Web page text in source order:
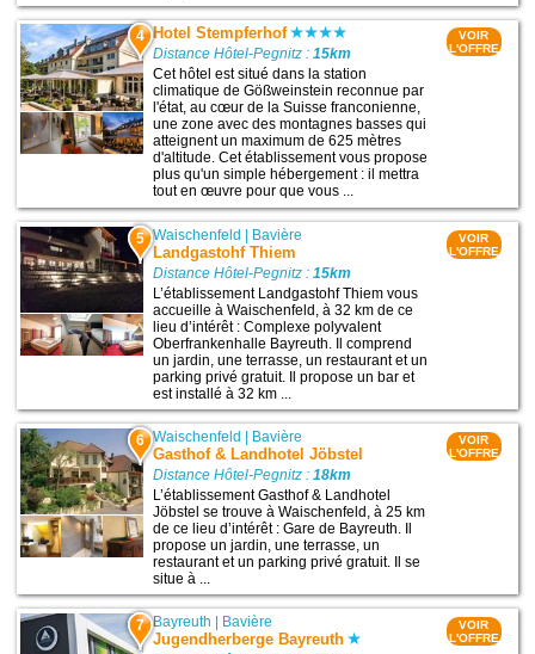
4 Hotel Stempferhof
Distance Hôtel-Pegnitz :15km
Cet hôtel est situé dans la station
climatique de Gößweinstein reconnue par
l'état, au cœur de la Suisse franconienne,
une zone avec des montagnes basses qui
atteignent un maximum de 625 mètres
d'altitude. Cet établissement vous propose
plus qu'un simple hébergement : il mettra
tout en œuvre pour que vous ...
VOIR
L'OFFRE
5 Waischenfeld | Bavière
Landgastohf Thiem
Distance Hôtel-Pegnitz :15km
L’établissement Landgastohf Thiem vous
accueille à Waischenfeld, à 32 km de ce
lieu d’intérêt : Complexe polyvalent
Oberfrankenhalle Bayreuth. Il comprend
un jardin, une terrasse, un restaurant et un
parking privé gratuit. Il propose un bar et
est installé à 32 km ...
VOIR
L'OFFRE
6 Waischenfeld | Bavière
Gasthof & Landhotel Jöbstel
Distance Hôtel-Pegnitz :18km
L’établissement Gasthof & Landhotel
Jöbstel se trouve à Waischenfeld, à 25 km
de ce lieu d’intérêt : Gare de Bayreuth. Il
propose un jardin, une terrasse, un
restaurant et un parking privé gratuit. Il se
situe à ...
VOIR
L'OFFRE
7 Bayreuth Bavière
Jugendherberge Bayreuth
VOIR
L'OFFRE